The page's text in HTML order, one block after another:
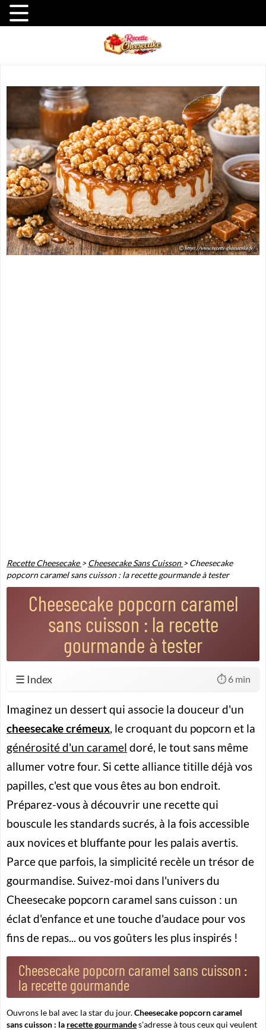
Recette Cheesecake >Cheesecake Sans Cuisson >Cheesecake
popcorn caramel sans cuisson : la recette gourmande à tester
Cheesecake popcorn caramel
sans cuisson : la recette
gourmande à tester
☰ Index ⏱️ 6 min
Imaginez un dessert qui associe la douceur d'un
cheesecake crémeux, le croquant du popcorn et la
générosité d'un caramel doré, le tout sans même
allumer votre four. Si cette alliance titille déjà vos
papilles, c'est que vous êtes au bon endroit.
Préparez-vous à découvrir une recette qui
bouscule les standards sucrés, à la fois accessible
aux novices et bluffante pour les palais avertis.
Parce que parfois, la simplicité recèle un trésor de
gourmandise. Suivez-moi dans l'univers du
Cheesecake popcorn caramel sans cuisson : un
éclat d'enfance et une touche d'audace pour vos
fins de repas... ou vos goûters les plus inspirés !
Cheesecake popcorn caramel sans cuisson :
la recette gourmande
Ouvrons le bal avec la star du jour.Cheesecake popcorn caramel
sans cuisson : la recette gourmandes'adresse à tous ceux qui veulent